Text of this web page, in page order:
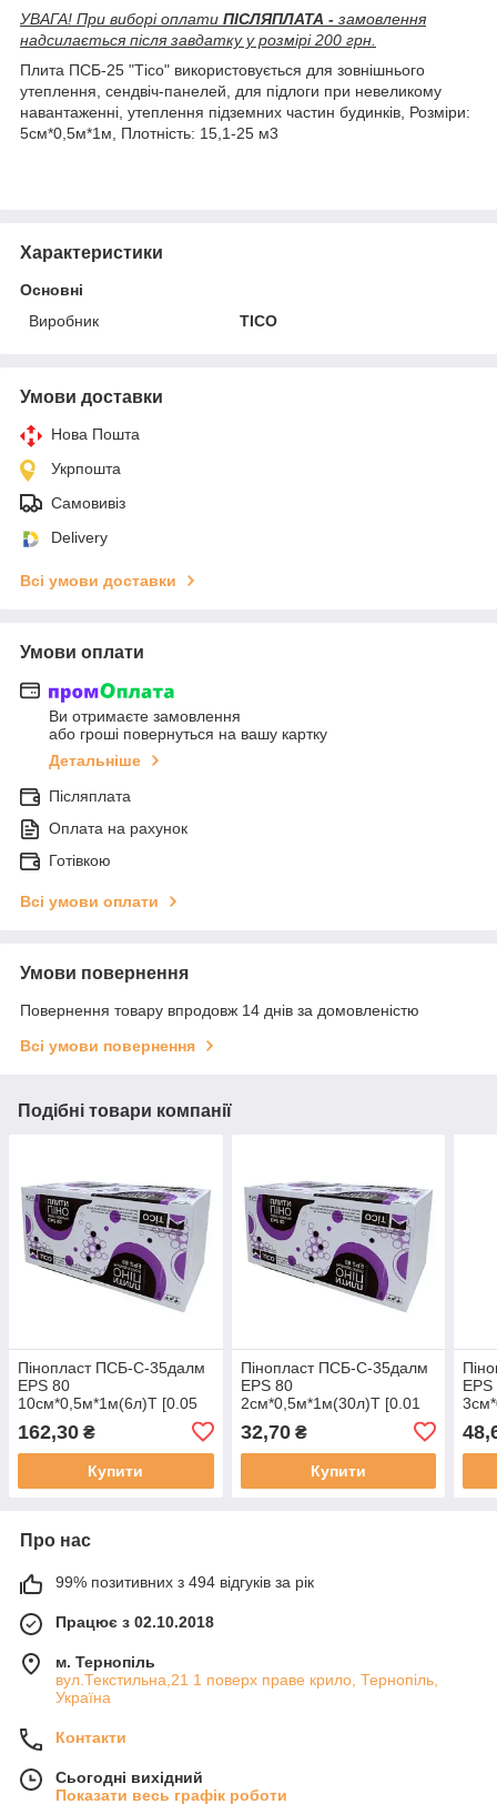
УВАГА! При виборі оплати ПІСЛЯПЛАТА - замовлення
надсилається після завдатку у розмірі 200 грн.
Плита ПСБ-25 "Тісо" використовується для зовнішнього
утеплення, сендвіч-панелей, для підлоги при невеликому
навантаженні, утеплення підземних частин будинків, Розміри:
5см*0,5м*1м, Плотність: 15,1-25 м3
Характеристики
Основні
Виробник
ТІСО
Умови доставки
Нова Пошта
Укрпошта
Самовивіз
Delivery
Всі умови доставки
Умови оплати
Ви отримаєте замовлення
або гроші повернуться на вашу картку
Детальніше
Післяплата
Оплата на рахунок
Готівкою
Всі умови оплати
Умови повернення
Повернення товару впродовж 14 днів за домовленістю
Всі умови повернення
Подібні товари компанії
Пінопласт ПСБ-С-35далм
EPS 80
10см*0,5м*1м(6л)Т [0.05
162,30 ₴
Купити
Пінопласт ПСБ-С-35далм
EPS 80
2см*0,5м*1м(30л)Т [0.01
32,70₴
Купити
EPS
Про нас
99% позитивних з 494 відгуків за рік
Працює з 02.10.2018
м. Тернопіль
вул.Текстильна,21 1 поверх праве крило, Тернопіль,
Україна
Контакти
Сьогодні вихідний
Показати весь графік роботи